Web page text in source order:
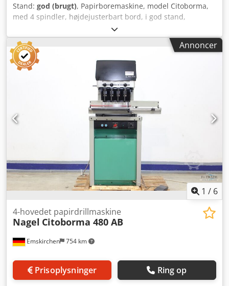
Stand: god (brugt), Papirboremaskine, model Citoborma,
med 4 spindler, højdejusterbart bord, i god stand,
tilgængelig med det samme. Hvis du er interesseret, giver
vi dig gerne oplysninger om andre maskiner, vi har på
lager. Csdpfsxbzfnex Adisha Du er meget velkommen til at
besøge os og se maskinen, efter forudgående aftale.
Annoncer
1 / 6
Emskirchen 754 km
4-hovedet papirdrillmaskine
Nagel Citoborma 480 AB
Prisoplysninger Ring op